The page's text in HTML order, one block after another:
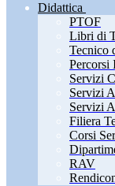
Didattica
PTOF
Libri di
Tecnico
Percorsi
Servizi
Servizi
Servizi
Filiera
Corsi
RAV